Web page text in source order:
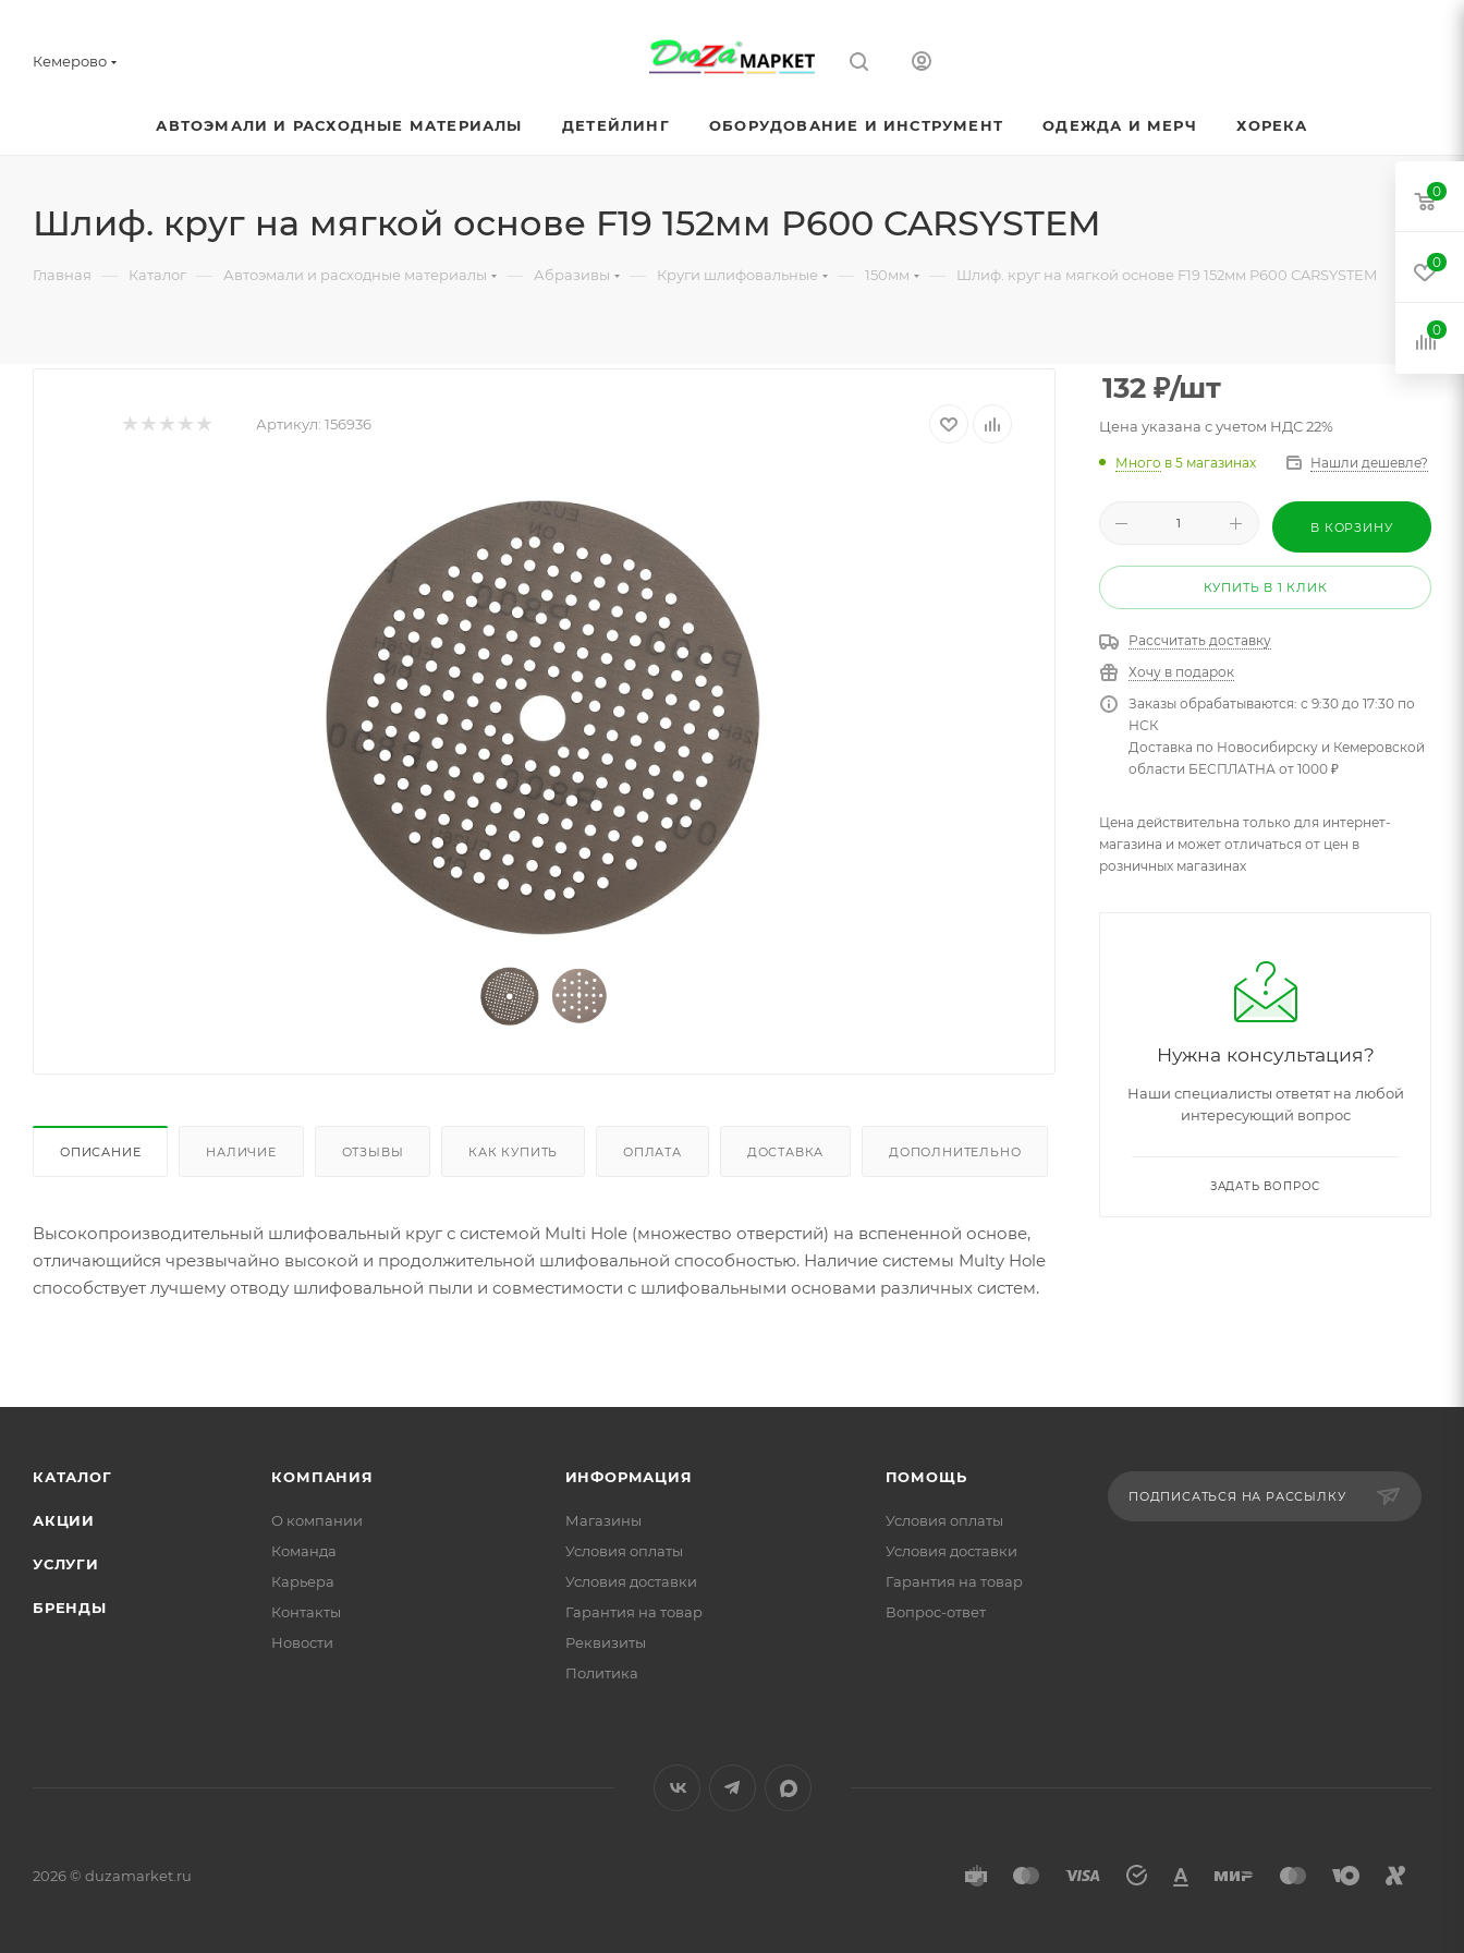
Кемерово
АВТОЭМАЛИ И РАСХОДНЫЕ МАТЕРИАЛЫ ДЕТЕЙЛИНГ ОБОРУДОВАНИЕ И ИНСТРУМЕНТ ОДЕЖДА И МЕРЧ ХОРЕКА
Шлиф. круг на мягкой основе F19 152мм P600 CARSYSTEM
Главная — Каталог — Автоэмали и расходные материалы — Абразивы — Круги шлифовальные — 150мм — Шлиф. круг на мягкой основе F19 152мм P600 CARSYSTEM
Артикул: 156936
ОПИСАНИЕ НАЛИЧИЕ ОТЗЫВЫ КАК КУПИТЬ ОПЛАТА ДОСТАВКА ДОПОЛНИТЕЛЬНО
Высокопроизводительный шлифовальный круг с системой Multi Hole (множество отверстий) на вспененной основе,
отличающийся чрезвычайно высокой и продолжительной шлифовальной способностью. Наличие системы Multy Hole
способствует лучшему отводу шлифовальной пыли и совместимости с шлифовальными основами различных систем.
132 ₽/шт
Цена указана с учетом НДС 22%
Много в 5 магазинах Нашли дешевле?
В КОРЗИНУ
КУПИТЬ В 1 КЛИК
Рассчитать доставку
Хочу в подарок
Заказы обрабатываются: с 9:30 до 17:30 по
НСК
Доставка по Новосибирску и Кемеровской
области БЕСПЛАТНА от 1000 ₽
Цена действительна только для интернет-
магазина и может отличаться от цен в
розничных магазинах
Нужна консультация?
Наши специалисты ответят на любой
интересующий вопрос
ЗАДАТЬ ВОПРОС
КАТАЛОГ
АКЦИИ
УСЛУГИ
БРЕНДЫ
КОМПАНИЯ
О компании
Команда
Карьера
Контакты
Новости
ИНФОРМАЦИЯ
Магазины
Условия оплаты
Условия доставки
Гарантия на товар
Реквизиты
Политика
ПОМОЩЬ
Условия оплаты
Условия доставки
Гарантия на товар
Вопрос-ответ
ПОДПИСАТЬСЯ НА РАССЫЛКУ
2026 © duzamarket.ru
0
0
0